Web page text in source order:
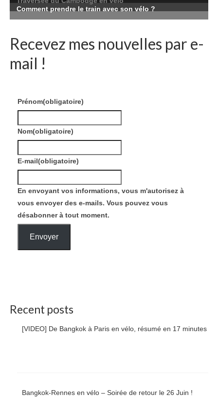
Recevez mes nouvelles par e-
mail !
Prénom(obligatoire)
Nom(obligatoire)
E-mail(obligatoire)
En envoyant vos informations, vous m'autorisez à
vous envoyer des e-mails. Vous pouvez vous
désabonner à tout moment.
Envoyer
Recent posts
[VIDEO] De Bangkok à Paris en vélo, résumé en 17 minutes
Bangkok-Rennes en vélo – Soirée de retour le 26 Juin !